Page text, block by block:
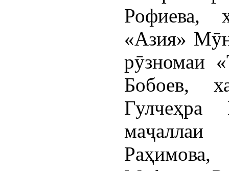
Рофиева,
«Азия»
рӯзномаи
Бобоев,
Гулчеҳра